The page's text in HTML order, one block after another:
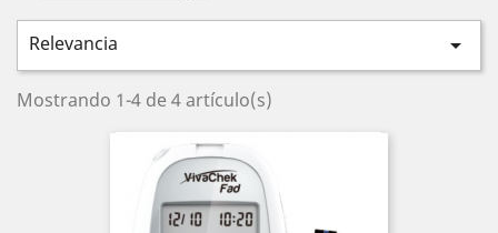
Relevancia 
Mostrando 1-4 de 4 artículo(s)